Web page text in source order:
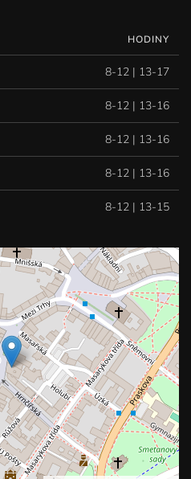
HODINY
8-12 | 13-17
8-12 | 13-16
8-12 | 13-16
8-12 | 13-16
8-12 | 13-15